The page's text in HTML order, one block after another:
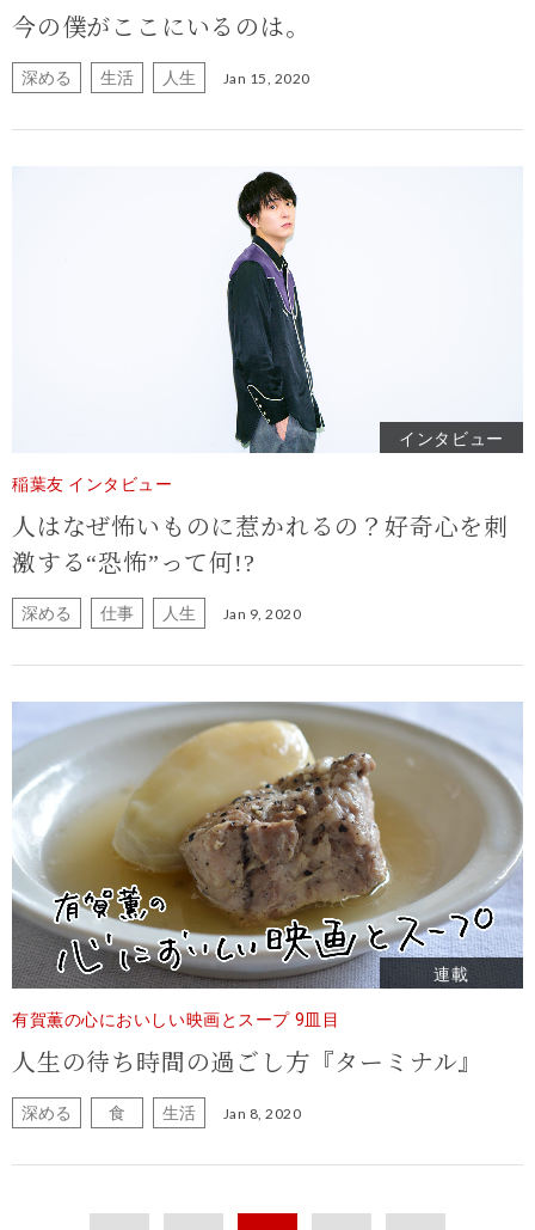
今の僕がここにいるのは。
深める 生活 人生 Jan 15, 2020
インタビュー
稲葉友 インタビュー
人はなぜ怖いものに惹かれるの？ 好奇心を刺
激する“恐怖”って何!?
深める 仕事 人生 Jan 9, 2020
連載
有賀薫の心においしい映画とスープ 9皿目
人生の待ち時間の過ごし方 『ターミナル』
深める 食 生活 Jan 8, 2020